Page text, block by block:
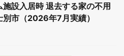
施設入居時 退去する家の不用
別市（2026年7月実績）